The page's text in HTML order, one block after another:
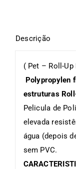
( Pet – Roll-
Polypropylen
estruturas
Pelicula de
elevada
água (depois
sem PVC.